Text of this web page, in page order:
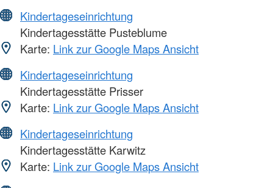
Kindertageseinrichtung
Kindertagesstätte Pusteblume
Karte: Link zur Google Maps Ansicht
Kindertageseinrichtung
Kindertagesstätte Prisser
Karte: Link zur Google Maps Ansicht
Kindertageseinrichtung
Kindertagesstätte Karwitz
Karte: Link zur Google Maps Ansicht